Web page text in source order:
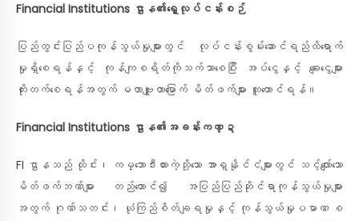
Financial Institutions ဌာန၏ရှေ့လုပ်ငန်းစဉ်
ပြည်တွင်းပြည်ပကုန်သွယ်မှုများတွင် လုပ်ငန်းစွမ်းဆောင်ရည်ထိရောက်
မှုရှိစေရန်နှင့် ကုန်ကျစရိတ်ကိုသက်သာစေပြီး အပ်ငွေနှင့် ချေးငွေများ
တိုးတက်စေရန်အတွက် မဟာဗျူဟာမြောက် မိတ်ဖက်များ ထူထောင်ရန်။
Financial Institutions ဌာန၏အခန်းကဏ္ဍ
FI ဌာနသည် ထိုင်း၊ ကမ္ဘောဒီးယားကဲ့သို့သော အာရှနိုင်ငံများတွင် သင့်လျော်သော
မိတ်ဖက်ဘဏ်များ တည်ထောင်၍ အပြည်ပြည်ဆိုင်ရာကုန်သွယ်မှုများ
အတွက် ဂုဏ်သတင်း၊ ယုံကြည်စိတ်ချရမှုနှင့် ကုန်သွယ်မှုပမာဏ စ